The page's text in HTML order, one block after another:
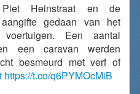
Heinstraat en de
gedaan van het
Een aantal
een caravan werden
besmeurd met verf of
https://t.co/q6PYMOcMiB